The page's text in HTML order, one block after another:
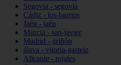
Segovia - segovia
Cádiz - los-barrios
Jaén - jaén
Murcia - san-javier
Madrid - griñón
álava - vitoria-gasteiz
Alicante - rojales